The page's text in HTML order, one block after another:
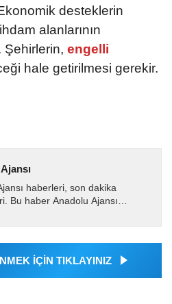
desteklerin
alanlarının
Şehirlerin, engelli
hale getirilmesi gerekir.
haberleri, son dakika
Bu haber Anadolu Ajansı
geçilen tüm...
İÇİN TIKLAYINIZ